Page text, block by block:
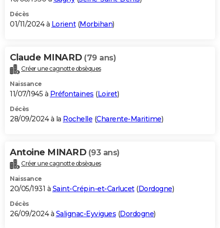
Décès
01/11/2024 à Lorient(Morbihan)
Claude MINARD (79 ans)
Créer une cagnotte obsèques
Naissance
11/07/1945 à Préfontaines (Loiret)
Décès
28/09/2024 à la Rochelle (Charente-Maritime)
Antoine MINARD (93 ans)
Créer une cagnotte obsèques
Naissance
20/05/1931 à Saint-Crépin-et-Carlucet(Dordogne)
Décès
26/09/2024 à Salignac-Eyvigues (Dordogne)